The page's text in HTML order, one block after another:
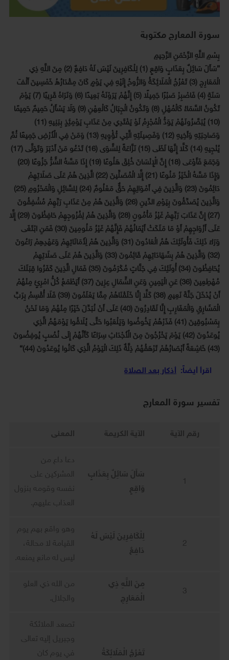
سورة المعارج مكتوبة
بِسْمِ اللَّهِ الرَّحْمَنِ الرَّحِيمِ
{سَأَلَ سَائِلٌ بِعَذَابٍ وَاقِعٍ (1) لِلْكَافِرِينَ لَيْسَ لَهُ دَافِعٌ (2) مِنَ اللَّهِ ذِي
الْمَعَارِجِ (3) تَعْرُجُ الْمَلَائِكَةُ وَالرُّوحُ إِلَيْهِ فِي يَوْمٍ كَانَ مِقْدَارُهُ خَمْسِينَ أَلْفَ
سَنَةٍ (4) فَاصْبِرْ صَبْرًا جَمِيلًا (5) إِنَّهُمْ يَرَوْنَهُ بَعِيدًا (6) وَنَرَاهُ قَرِيبًا (7) يَوْمَ
تَكُونُ السَّمَاءُ كَالْمُهْلِ (8) وَتَكُونُ الْجِبَالُ كَالْعِهْنِ (9) وَلَا يَسْأَلُ حَمِيمٌ حَمِيمًا
(10) يُبَصَّرُونَهُمْ يَوَدُّ الْمُجْرِمُ لَوْ يَفْتَدِي مِنْ عَذَابِ يَوْمِئِذٍ بِبَنِيهِ (11)
وَصَاحِبَتِهِ وَأَخِيهِ (12) وَفَصِيلَتِهِ الَّتِي تُؤْوِيهِ (13) وَمَنْ فِي الْأَرْضِ جَمِيعًا ثُمَّ
يُنْجِيهِ (14) كَلَّا إِنَّهَا لَظَى (15) نَزَّاعَةً لِلشَّوَى (16) تَدْعُو مَنْ أَدْبَرَ وَتَوَلَّى (17)
وَجَمَعَ فَأَوْعَى (18) إِنَّ الْإِنْسَانَ خُلِقَ هَلُوعًا (19) إِذَا مَسَّهُ الشَّرُّ جَزُوعًا (20)
وَإِذَا مَسَّهُ الْخَيْرُ مَنُوعًا (21) إِلَّا الْمُصَلِّينَ (22) الَّذِينَ هُمْ عَلَى صَلَاتِهِمْ
دَائِمُونَ (23) وَالَّذِينَ فِي أَمْوَالِهِمْ حَقٌّ مَعْلُومٌ (24) لِلسَّائِلِ وَالْمَحْرُومِ (25)
وَالَّذِينَ يُصَدِّقُونَ بِيَوْمِ الدِّينِ (26) وَالَّذِينَ هُمْ مِنْ عَذَابِ رَبِّهِمْ مُشْفِقُونَ
(27) إِنَّ عَذَابَ رَبِّهِمْ غَيْرُ مَأْمُونٍ (28) وَالَّذِينَ هُمْ لِفُرُوجِهِمْ حَافِظُونَ (29) إِلَّا
عَلَى أَزْوَاجِهِمْ أَوْ مَا مَلَكَتْ أَيْمَانُهُمْ فَإِنَّهُمْ غَيْرُ مَلُومِينَ (30) فَمَنِ ابْتَغَى
وَرَاءَ ذَلِكَ فَأُولَئِكَ هُمُ الْعَادُونَ (31) وَالَّذِينَ هُمْ لِأَمَانَاتِهِمْ وَعَهْدِهِمْ رَاعُونَ
(32) وَالَّذِينَ هُمْ بِشَهَادَاتِهِمْ قَائِمُونَ (33) وَالَّذِينَ هُمْ عَلَى صَلَاتِهِمْ
يُحَافِظُونَ (34) أُولَئِكَ فِي جَنَّاتٍ مُكْرَمُونَ (35) فَمَالِ الَّذِينَ كَفَرُوا قِبَلَكَ
مُهْطِعِينَ (36) عَنِ الْيَمِينِ وَعَنِ الشِّمَالِ عِزِينَ (37) أَيَطْمَعُ كُلُّ امْرِئٍ مِنْهُمْ
أَنْ يُدْخَلَ جَنَّةَ نَعِيمٍ (38) كَلَّا إِنَّا خَلَقْنَاهُمْ مِمَّا يَعْلَمُونَ (39) فَلَا أُقْسِمُ بِرَبِّ
الْمَشَارِقِ وَالْمَغَارِبِ إِنَّا لَقَادِرُونَ (40) عَلَى أَنْ نُبَدِّلَ خَيْرًا مِنْهُمْ وَمَا نَحْنُ
بِمَسْبُوقِينَ (41) فَذَرْهُمْ يَخُوضُوا وَيَلْعَبُوا حَتَّى يُلَاقُوا يَوْمَهُمُ الَّذِي
يُوعَدُونَ (42) يَوْمَ يَخْرُجُونَ مِنَ الْأَجْدَاثِ سِرَاعًا كَأَنَّهُمْ إِلَى نُصُبٍ يُوفِضُونَ
(43) خَاشِعَةً أَبْصَارُهُمْ تَرْهَقُهُمْ ذِلَّةٌ ذَلِكَ الْيَوْمُ الَّذِي كَانُوا يُوعَدُونَ (44)}
اقرأ أيضاً: أذكار بعد الصلاة
تفسير سورة المعارج
رقم الآية الآية الكريمة المعنى
1
سَأَلَ سَائِلٌ بِعَذَابٍ
وَاقِعٍ
دعا داع من
المشركين على
نفسه وقومه بنزول
العذاب عليهم.
2
لِلْكَافِرِينَ لَيْسَ لَهُ
دَافِعٌ
وهو واقع بهم يوم
القيامة لا محالة،
ليس له مانع يمنعه.
3
مِنَ اللَّهِ ذِي
الْمَعَارِجِ
من الله ذي العلو
والجلال.
تَعْرُجُ الْمَلَائِكَةُ
تصعد الملائكة
وجبريل إليه تعالى
في يوم كان